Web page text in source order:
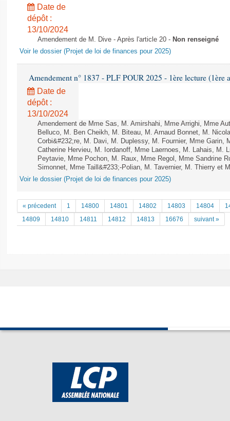
Date de
dépôt :
13/10/2024
Amendement de M. Dive - Après l'article 20 - Non renseigné
Voir le dossier (Projet de loi de finances pour 2025)
Amendement n° 1837 - PLF POUR 2025 - 1ère lecture (1ère
Date de
dépôt :
13/10/2024
Amendement de Mme Sas, M. Amirshahi, Mme Arrighi, Mme
Belluco, M. Ben Cheikh, M. Biteau, M. Arnaud Bonnet, M.
Corbi&#232;re, M. Davi, M. Duplessy, M. Fournier, Mme Garin,
Catherine Hervieu, M. Iordanoff, Mme Laernoes, M. Lahais, M.
Peytavie, Mme Pochon, M. Raux, Mme Regol, Mme Sandrine
Simonnet, Mme Taill&#233;-Polian, M. Tavernier, M. Thierry et
Voir le dossier (Projet de loi de finances pour 2025)
« précedent 1 14800 14801 14802 14803 14804
14809
14810 14811 14812 14813 16676 suivant »